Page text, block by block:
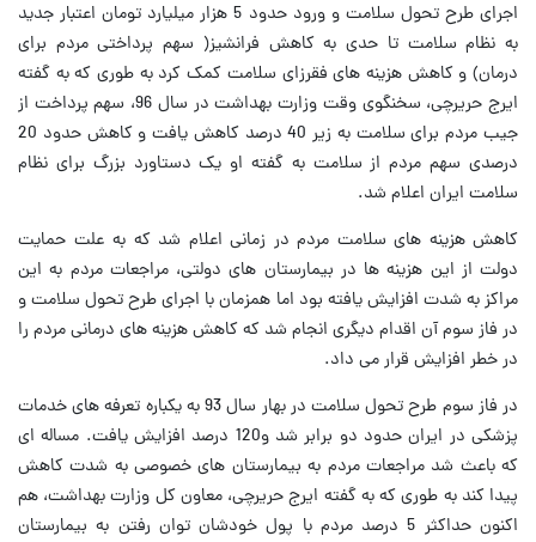
اجرای طرح تحول سلامت و ورود حدود 5 هزار میلیارد تومان اعتبار جدید
به نظام سلامت تا حدی به کاهش فرانشیز( سهم پرداختی مردم برای
درمان) و کاهش هزینه های فقرزای سلامت کمک کرد به طوری که به گفته
ایرج حریرچی، سخنگوی وقت وزارت بهداشت در سال 96، سهم پرداخت از
جیب مردم برای سلامت به زیر 40 درصد کاهش یافت و کاهش حدود 20
درصدی سهم مردم از سلامت به گفته او یک دستاورد بزرگ برای نظام
سلامت ایران اعلام شد.
کاهش هزینه های سلامت مردم در زمانی اعلام شد که به علت حمایت
دولت از این هزینه ها در بیمارستان های دولتی، مراجعات مردم به این
مراکز به شدت افزایش یافته بود اما همزمان با اجرای طرح تحول سلامت و
در فاز سوم آن اقدام دیگری انجام شد که کاهش هزینه های درمانی مردم را
در خطر افزایش قرار می داد.
در فاز سوم طرح تحول سلامت در بهار سال 93 به یکباره تعرفه های خدمات
پزشکی در ایران حدود دو برابر شد و120 درصد افزایش یافت. مساله ای
که باعث شد مراجعات مردم به بیمارستان های خصوصی به شدت کاهش
پیدا کند به طوری که به گفته ایرج حریرچی، معاون کل وزارت بهداشت، هم
اکنون حداکثر 5 درصد مردم با پول خودشان توان رفتن به بیمارستان